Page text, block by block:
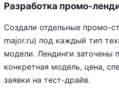
Разработка промо-
Создали отдельные промо-
major.ru) под каждый тип
модели. Лендинги заточены
конкретная модель, цена,
заявки на тест-драйв.